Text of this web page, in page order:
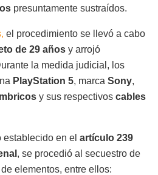
presuntamente sustraídos.
el procedimiento se llevó a cabo
de 29 años y arrojó
la medida judicial, los
PlayStation 5, marca Sony,
y sus respectivos cables
en el artículo 239
, se procedió al secuestro de
elementos, entre ellos: